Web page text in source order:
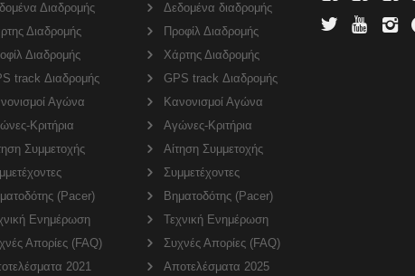
Διαδρομής
Διαδρομής
Διαδρομής
track Διαδρομής
Αγώνα
Κριτήρια
Συμμετοχής
(Pacer)
Ενημέρωση
Απορίες (FAQ)
2021
Δεδομένα διαδρομής
Προφίλ Διαδρομής
Χάρτης Διαδρομής
GPS track Διαδρομής
Κανονισμοί Αγώνα
Αγώνες-Κριτήρια
Αίτηση Συμμετοχής
Συμμετέχοντες
Βηματοδότης (Pacer)
Τεχνική Ενημέρωση
Συχνές Απορίες (FAQ)
Αποτελέσματα 2025